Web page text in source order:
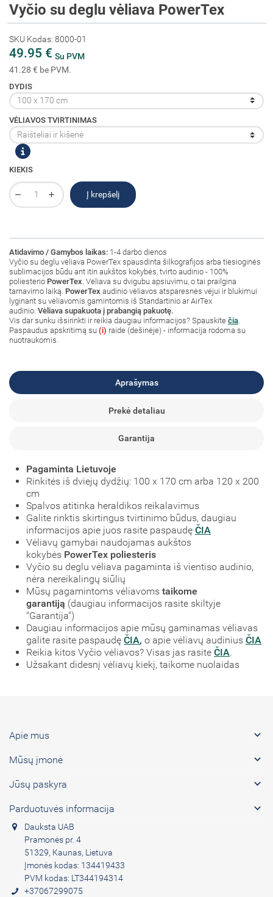
Vyčio su deglu vėliava PowerTex
SKU Kodas: 8000-01
49.95 € Su PVM
41.28 € be PVM.
DYDIS
VĖLIAVOS TVIRTINIMAS
KIEKIS
Į krepšelį
Atidavimo / Gamybos laikas: 1-4 darbo dienos
Vyčio su deglu vėliava PowerTex spausdinta šilkografijos arba tiesioginės
sublimacijos būdu ant itin aukštos kokybės, tvirto audinio - 100%
poliesterio PowerTex . Vėliava su dvigubu apsiuvimu, o tai prailgina
tarnavimo laiką. PowerTex audinio vėliavos atsparesnės vėjui ir blukimui
lyginant su vėliavomis gamintomis iš Standartinio ar AirTex
audinio. Vėliava supakuota į prabangią pakuotę.
Vis dar sunku išsirinkti ir reikia daugiau informacijos? Spauskite čia
Paspaudus apskritimą su (i) raide (dešinėje) - informacija rodoma su
nuotraukomis.
Aprašymas
Prekė detaliau
Garantija
Pagaminta Lietuvoje
Rinkitės iš dviejų dydžių: 100 x 170 cm arba 120 x 200
cm
Spalvos atitinka heraldikos reikalavimus
Galite rinktis skirtingus tvirtinimo būdus, daugiau
informacijos apie juos rasite paspaudę ČIA
Vėliavų gamybai naudojamas aukštos
kokybės PowerTex poliesteris
Vyčio su deglu vėliava pagaminta iš vientiso audinio,
nėra nereikalingų siūlių
Mūsų pagamintoms vėliavoms taikome
garantiją (daugiau informacijos rasite skiltyje
"Garantija")
Daugiau informacijos apie mūsų gaminamas vėliavas
galite rasite paspaudę ČIA, o apie vėliavų audinius ČIA
Reikia kitos Vyčio vėliavos? Visas jas rasite ČIA.
Užsakant didesnį vėliavų kiekį, taikome nuolaidas
Apie mus 
Mūsų įmonė 
Jūsų paskyra 
Parduotuvės informacija 
Dauksta UAB
Pramonės pr. 4
51329, Kaunas, Lietuva
Įmonės kodas: 134419433
PVM kodas: LT344194314
+37067299075